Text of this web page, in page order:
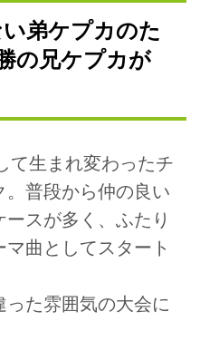
弟ケプカのた
の兄ケプカが
て生まれ変わったチ
。普段から仲の良い
スが多く、ふたり
曲としてスタート
た雰囲気の大会に